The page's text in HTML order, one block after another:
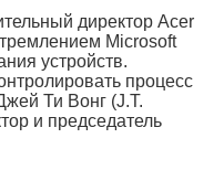
директор Acer
Microsoft
устройств.
процесс
Ти Вонг (J.T.
и председатель